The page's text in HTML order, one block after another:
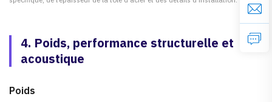
4. Poids, performance structurelle et
acoustique
Poids